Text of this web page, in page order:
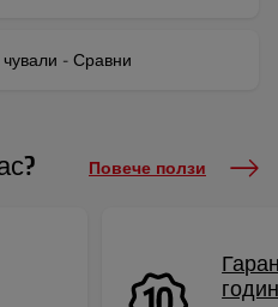
- Сравни
Повече ползи